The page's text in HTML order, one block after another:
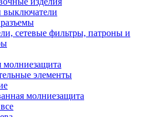
выключатели
сетевые фильтры, патроны и
молниезащита
элементы
молниезащита